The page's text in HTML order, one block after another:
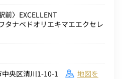
前〉EXCELLENT
タナベドオリエキマエエクセレ
中央区清川1-10-1
地図を